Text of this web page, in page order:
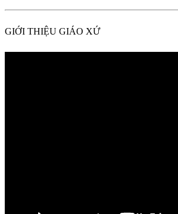
GIỚI THIỆU GIÁO XỨ